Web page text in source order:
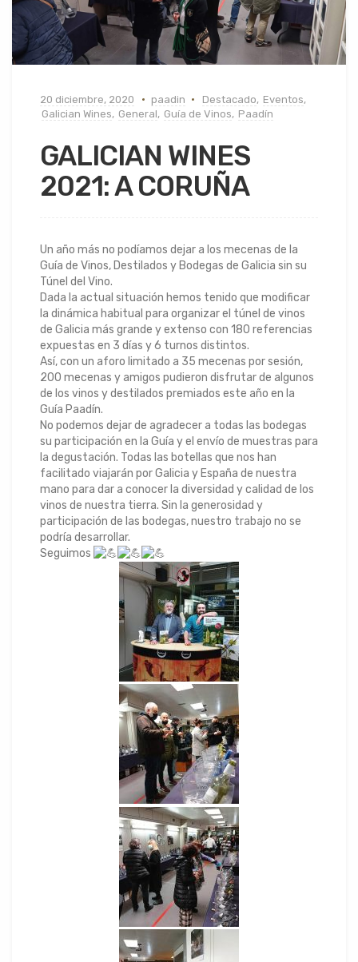
20 diciembre, 2020 paadin Destacado, Eventos,
Galician Wines, General, Guía de Vinos, Paadín
GALICIAN WINES
2021: A CORUÑA
Un año más no podíamos dejar a los mecenas de la
Guía de Vinos, Destilados y Bodegas de Galicia sin su
Túnel del Vino.
Dada la actual situación hemos tenido que modificar
la dinámica habitual para organizar el túnel de vinos
de Galicia más grande y extenso con 180 referencias
expuestas en 3 días y 6 turnos distintos.
Así, con un aforo limitado a 35 mecenas por sesión,
200 mecenas y amigos pudieron disfrutar de algunos
de los vinos y destilados premiados este año en la
Guía Paadín.
No podemos dejar de agradecer a todas las bodegas
su participación en la Guía y el envío de muestras para
la degustación. Todas las botellas que nos han
facilitado viajarán por Galicia y España de nuestra
mano para dar a conocer la diversidad y calidad de los
vinos de nuestra tierra. Sin la generosidad y
participación de las bodegas, nuestro trabajo no se
podría desarrollar.
Seguimos